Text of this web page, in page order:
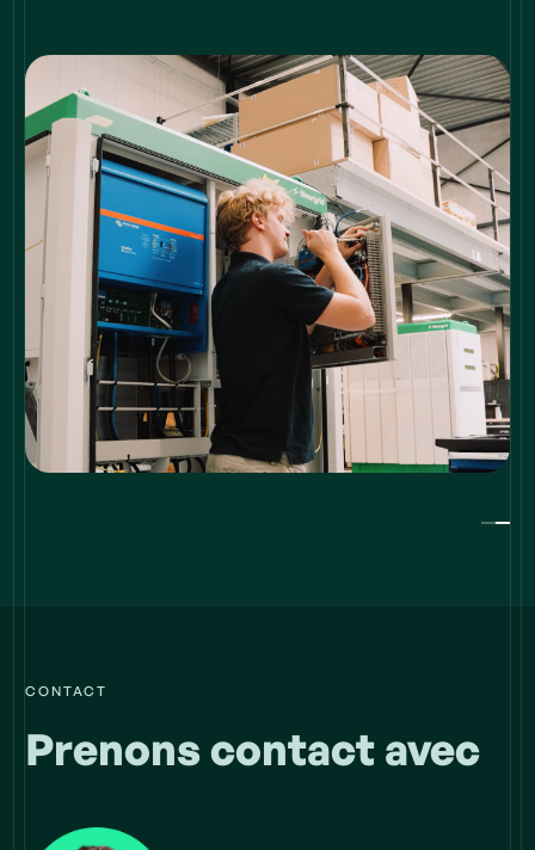
CONTACT
Prenons contact avec